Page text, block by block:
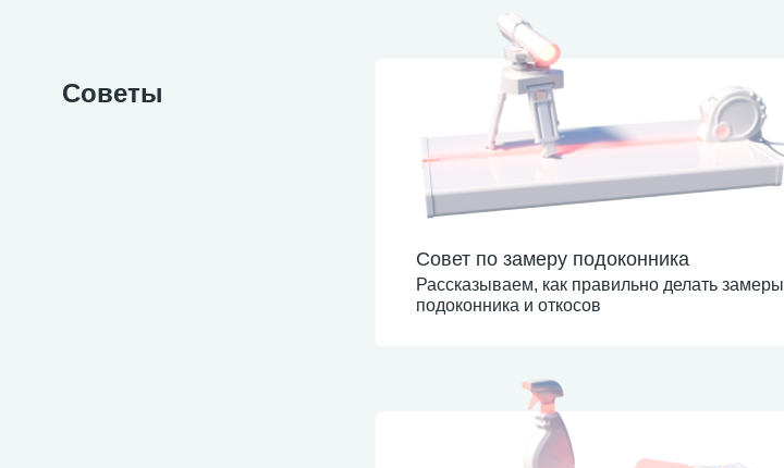
Советы
Совет по замеру подоконника
Рассказываем, как правильно делать замеры
подоконника и откосов